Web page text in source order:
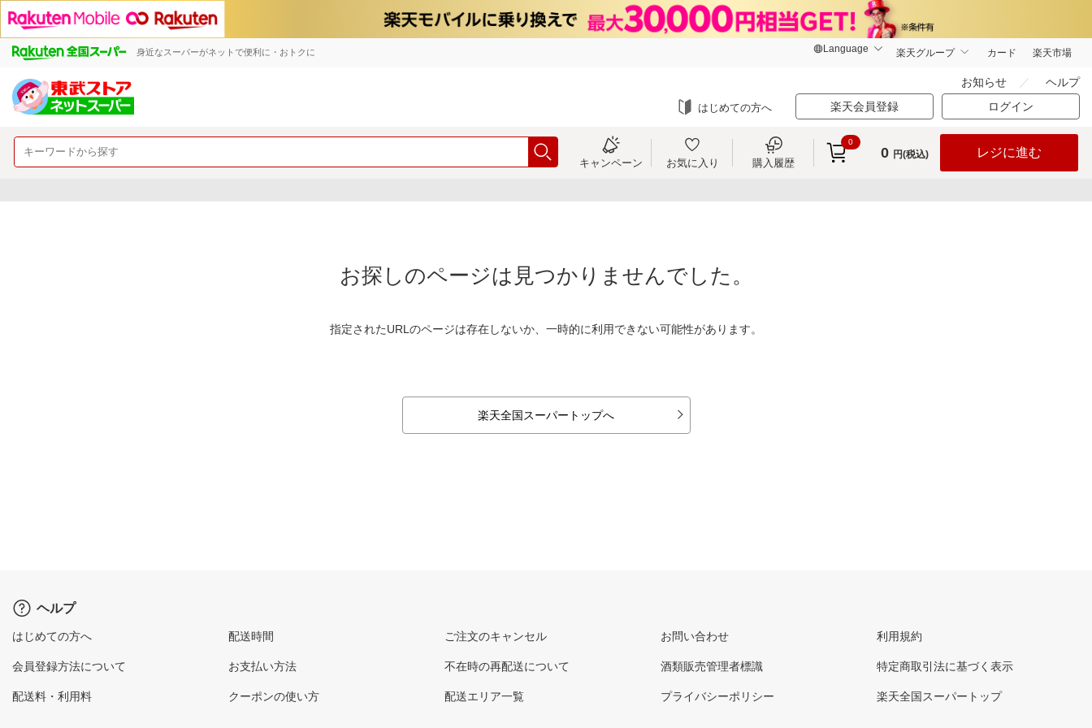
身近なスーパーがネットで便利に・おトクに 楽天グループ カード 楽天市場
お知らせ ヘルプ
はじめての方へ 楽天会員登録 ログイン
キャンペーン お気に入り 購入履歴
0
0 円(税込) レジに進む
お探しのページは見つかりませんでした。
指定されたURLのページは存在しないか、一時的に利用できない可能性があります。
楽天全国スーパートップへ
ヘルプ
はじめての方へ
会員登録方法について
配送料・利用料
配送時間
お支払い方法
クーポンの使い方
ご注文のキャンセル
不在時の再配送について
配送エリア一覧
お問い合わせ
酒類販売管理者標識
プライバシーポリシー
利用規約
特定商取引法に基づく表示
楽天全国スーパートップ